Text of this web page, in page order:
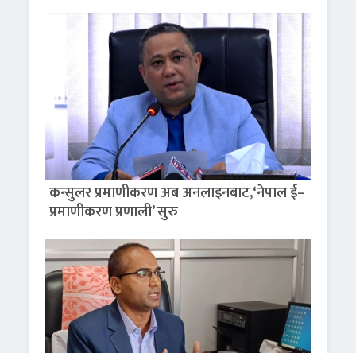
कन्सुलर प्रमाणीकरण अब अनलाइनबाट,‘नेपाल ई–
प्रमाणीकरण प्रणाली’ सुरु